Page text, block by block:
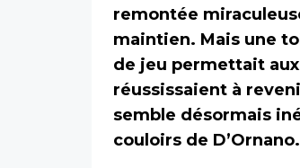
remontée
maintien. Mais une
de jeu permettait
réussissaient à
semble désormais
couloirs de D’Ornano.